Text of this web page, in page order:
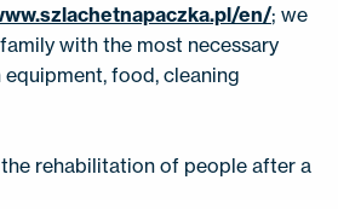
en/; we
with the most necessary
food, cleaning
rehabilitation of people after a